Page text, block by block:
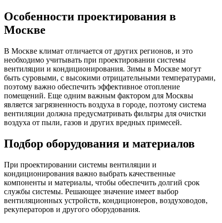
Особенности проектирования в
Москве
В Москве климат отличается от других регионов, и это
необходимо учитывать при проектировании системы
вентиляции и кондиционирования. Зимы в Москве могут
быть суровыми, с высокими отрицательными температурами,
поэтому важно обеспечить эффективное отопление
помещений. Еще одним важным фактором для Москвы
является загрязненность воздуха в городе, поэтому система
вентиляции должна предусматривать фильтры для очистки
воздуха от пыли, газов и других вредных примесей.
Подбор оборудования и материалов
При проектировании системы вентиляции и
кондиционирования важно выбрать качественные
компоненты и материалы, чтобы обеспечить долгий срок
службы системы. Решающее значение имеет выбор
вентиляционных устройств, кондиционеров, воздуховодов,
рекуператоров и другого оборудования.